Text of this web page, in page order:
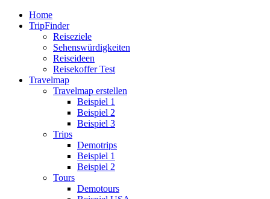
Home
TripFinder
Reiseziele
Sehenswürdigkeiten
Reiseideen
Reisekoffer Test
Travelmap
Travelmap erstellen
Beispiel 1
Beispiel 2
Beispiel 3
Trips
Demotrips
Beispiel 1
Beispiel 2
Tours
Demotours